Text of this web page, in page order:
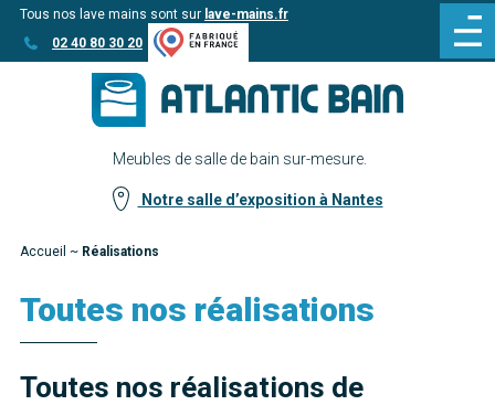
Aller
au
Aller au
contenu
Tous nos lave mains sont sur lave-mains.fr
02 40 80 30 20
Meubles de salle de bain sur-mesure.
Notre salle d’exposition à Nantes
Accueil ~ Réalisations
Toutes nos réalisations
Toutes nos réalisations de